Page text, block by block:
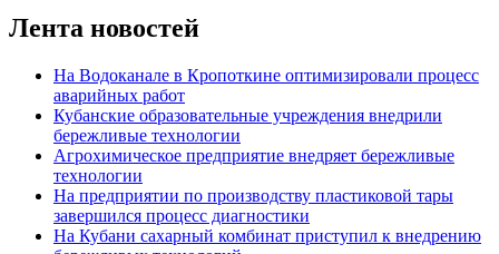
Лента новостей
На Водоканале в Кропоткине оптимизировали процесс
аварийных работ
Кубанские образовательные учреждения внедрили
бережливые технологии
Агрохимическое предприятие внедряет бережливые
технологии
На предприятии по производству пластиковой тары
завершился процесс диагностики
На Кубани сахарный комбинат приступил к внедрению